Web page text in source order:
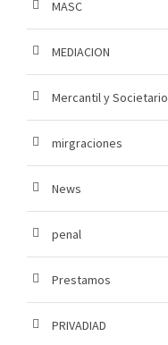
MASC
MEDIACION
Mercantil y Societario
mirgraciones
News
penal
Prestamos
PRIVADIAD